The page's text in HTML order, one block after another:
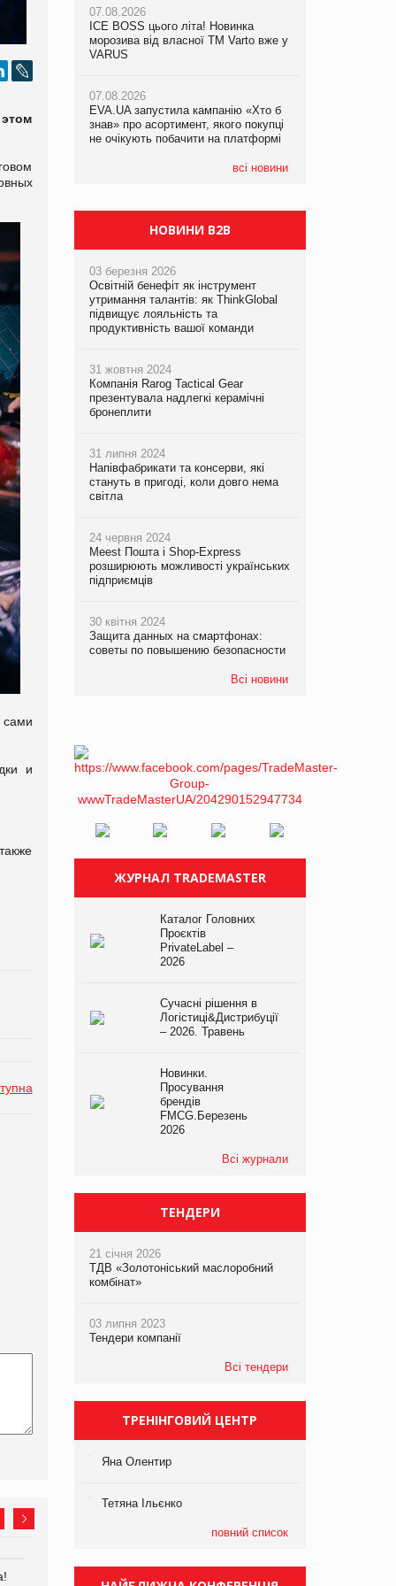
сами
и
EVA.UA запустила
07.08.2026
ICE BOSS цього літа! Новинка
морозива від власної ТМ Varto вже у
VARUS
07.08.2026
EVA.UA запустила кампанію «Хто б
знав» про асортимент, якого покупці
не очікують побачити на платформі
всі новини
07.08.2026
ICE BOSS цього літа! Новинка
морозива від власної ТМ Varto вже у
VARUS
07.08.2026
EVA.UA запустила кампанію «Хто б
знав» про асортимент, якого покупці
не очікують побачити на платформі
07.08.2026
Франція заборонила рекламні дзвінки
НОВИНИ B2B
03 березня 2026
Освітній бенефіт як інструмент
утримання талантів: як ThinkGlobal
підвищує лояльність та
продуктивність вашої команди
31 жовтня 2024
Компанія Rarog Tactical Gear
презентувала надлегкі керамічні
бронеплити
31 липня 2024
Напівфабрикати та консерви, які
стануть в пригоді, коли довго нема
світла
24 червня 2024
Meest Пошта і Shop-Express
розширюють можливості українських
підприємців
30 квітня 2024
Защита данных на смартфонах:
советы по повышению безопасности
Всі новини
ЖУРНАЛ TRADEMASTER
Каталог Головних
Проєктів
PrivateLabel –
2026
Сучасні рішення в
Логістиці&Дистрибуції
– 2026. Травень
Новинки.
Просування
брендів
FMCG.Березень
2026
Всі журнали
ТЕНДЕРИ
21 січня 2026
ТДВ «Золотоніський маслоробний
комбінат»
03 липня 2023
Тендери компанії
Всі тендери
ТРЕНІНГОВИЙ ЦЕНТР
Яна Олентир
Тетяна Ільєнко
повний список